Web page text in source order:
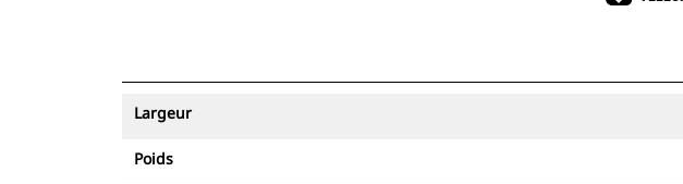
Largeur
Poids